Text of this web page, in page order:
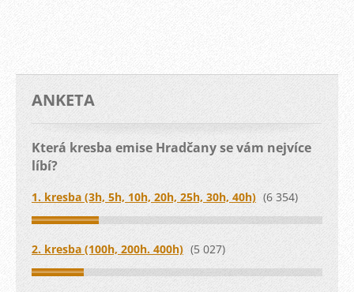
ANKETA
Která kresba emise Hradčany se vám nejvíce
líbí?
1. kresba (3h, 5h, 10h, 20h, 25h, 30h, 40h) (6 354)
2. kresba (100h, 200h. 400h) (5 027)